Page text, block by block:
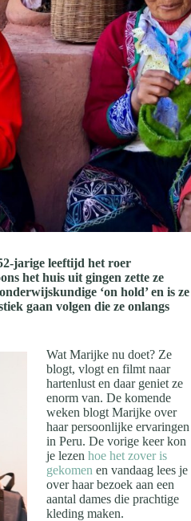
jarige leeftijd het roer
het huis uit gingen zette ze
‘on hold’ en is ze
gaan volgen die ze onlangs
Wat Marijke nu doet? Ze
blogt, vlogt en filmt naar
hartenlust en daar geniet ze
enorm van. De komende
weken blogt Marijke over
haar persoonlijke ervaringen
in Peru. De vorige keer kon
je lezen hoe het zover is
gekomen en vandaag lees je
over haar bezoek aan een
aantal dames die prachtige
kleding maken.